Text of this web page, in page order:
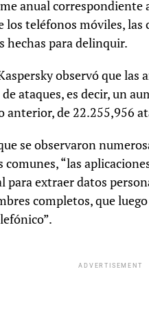
anual correspondiente
teléfonos móviles, las
hechas para delinquir.
observó que las
ataques, es decir, un
anterior, de 22.255,956
se observaron
comunes, “las
para extraer datos
completos, que luego
ADVERTISEMENT